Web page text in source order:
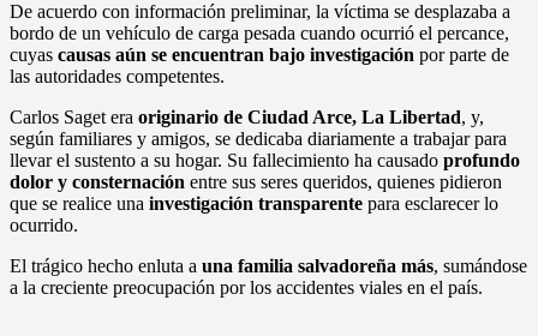
De acuerdo con información preliminar, la víctima se desplazaba a
bordo de un vehículo de carga pesada cuando ocurrió el percance,
cuyas causas aún se encuentran bajo investigación por parte de
las autoridades competentes.
Carlos Saget era originario de Ciudad Arce, La Libertad, y,
según familiares y amigos, se dedicaba diariamente a trabajar para
llevar el sustento a su hogar. Su fallecimiento ha causado profundo
dolor y consternación entre sus seres queridos, quienes pidieron
que se realice una investigación transparente para esclarecer lo
ocurrido.
El trágico hecho enluta a una familia salvadoreña más, sumándose
a la creciente preocupación por los accidentes viales en el país.